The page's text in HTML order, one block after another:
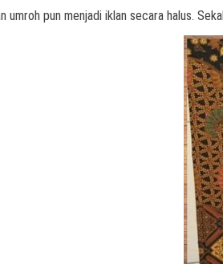
umroh pun menjadi iklan secara halus.